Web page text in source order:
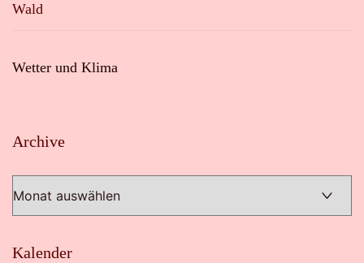
Wald
Wetter und Klima
Archive
Kalender